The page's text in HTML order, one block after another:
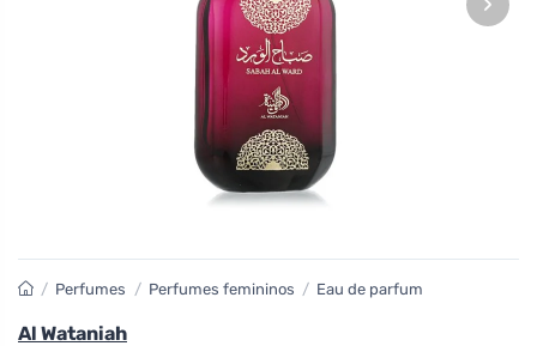
/ Perfumes / Perfumes femininos / Eau de parfum
Al Wataniah